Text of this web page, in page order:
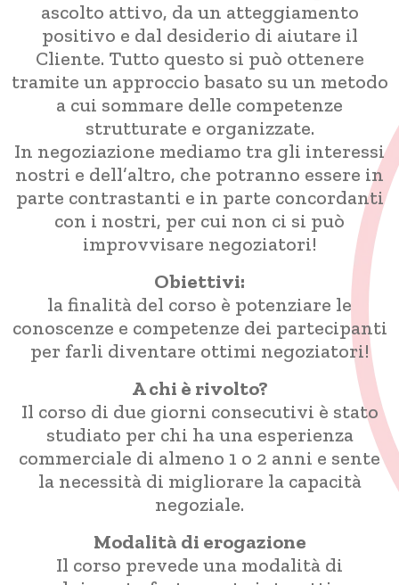
ascolto attivo, da un atteggiamento
positivo e dal desiderio di aiutare il
Cliente. Tutto questo si può ottenere
tramite un approccio basato su un metodo
a cui sommare delle competenze
strutturate e organizzate.
In negoziazione mediamo tra gli interessi
nostri e dell’altro, che potranno essere in
parte contrastanti e in parte concordanti
con i nostri, per cui non ci si può
improvvisare negoziatori!
Obiettivi:
la finalità del corso è potenziare le
conoscenze e competenze dei partecipanti
per farli diventare ottimi negoziatori!
A chi è rivolto?
Il corso di due giorni consecutivi è stato
studiato per chi ha una esperienza
commerciale di almeno 1 o 2 anni e sente
la necessità di migliorare la capacità
negoziale.
Modalità di erogazione
Il corso prevede una modalità di